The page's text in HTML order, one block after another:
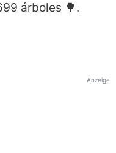
árboles 🌳.
Anzeige